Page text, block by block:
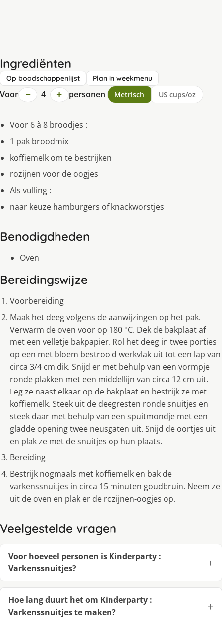
Ingrediënten
Op boodschappenlijst Plan in weekmenu
Voor − 4 + personen Metrisch US cups/oz
Voor 6 à 8 broodjes :
1 pak broodmix
koffiemelk om te bestrijken
rozijnen voor de oogjes
Als vulling :
naar keuze hamburgers of knackworstjes
Benodigdheden
Oven
Bereidingswijze
Voorbereiding
Maak het deeg volgens de aanwijzingen op het pak.
Verwarm de oven voor op 180 °C. Dek de bakplaat af
met een velletje bakpapier. Rol het deeg in twee porties
op een met bloem bestrooid werkvlak uit tot een lap van
circa 3/4 cm dik. Snijd er met behulp van een vormpje
ronde plakken met een middellijn van circa 12 cm uit.
Leg ze naast elkaar op de bakplaat en bestrijk ze met
koffiemelk. Steek uit de deegresten ronde snuitjes en
steek daar met behulp van een spuitmondje met een
gladde opening twee neusgaten uit. Snijd de oortjes uit
en plak ze met de snuitjes op hun plaats.
Bereiding
Bestrijk nogmaals met koffiemelk en bak de
varkenssnuitjes in circa 15 minuten goudbruin. Neem ze
uit de oven en plak er de rozijnen-oogjes op.
Veelgestelde vragen
Voor hoeveel personen is Kinderparty :
Varkenssnuitjes?
Hoe lang duurt het om Kinderparty :
Varkenssnuitjes te maken?